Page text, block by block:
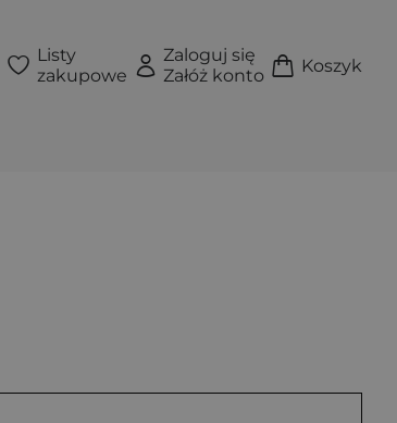
Listy
zakupowe
Zaloguj się
Załóż konto
Koszyk